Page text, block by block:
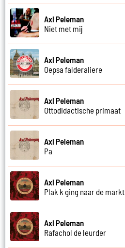
Axl Peleman
Niet met mij
Axl Peleman
Oepsa falderaliere
Axl Peleman
Ottodidactische primaat
Axl Peleman
Pa
Axl Peleman
Plak k ging naar de markt
Axl Peleman
Rafachol de leurder